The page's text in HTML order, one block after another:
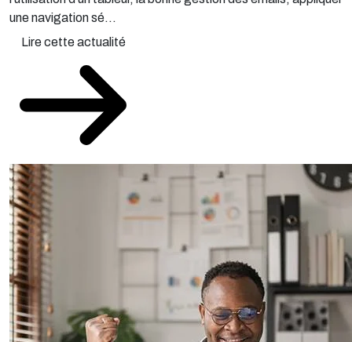
Lire cette actualité